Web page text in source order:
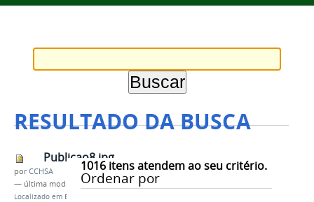
RESULTADO DA BUSCA
1016itens atendem ao seu critério.
Ordenar por
Publicao8.jpg
porCCHSA
— última modificação11/12/2019 18h07
Localizado em Editores